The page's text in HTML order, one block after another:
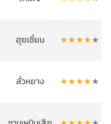
ฮุยเซี่ยน ★★★★★
ลั่วหยาง ★★★★★